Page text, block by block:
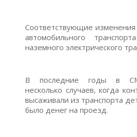
Соответствующие изменения
автомобильного
наземного электрического
В последние годы в
несколько случаев, когда
высаживали из транспорта
было денег на проезд.